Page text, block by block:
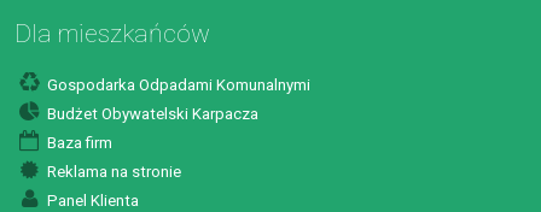
Dla mieszkańców
Gospodarka Odpadami Komunalnymi
Budżet Obywatelski Karpacza
Baza firm
Reklama na stronie
Panel Klienta